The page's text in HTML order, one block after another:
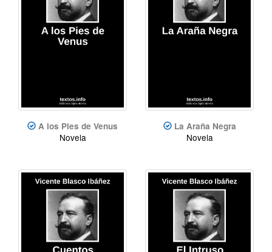
A los Pies de Venus
Novela
La Araña Negra
Novela